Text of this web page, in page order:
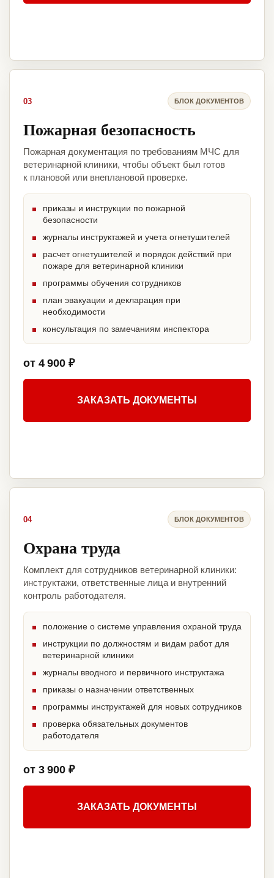
03 БЛОК ДОКУМЕНТОВ
Пожарная безопасность
Пожарная документация по требованиям МЧС для
ветеринарной клиники, чтобы объект был готов
к плановой или внеплановой проверке.
приказы и инструкции по пожарной
безопасности
журналы инструктажей и учета огнетушителей
расчет огнетушителей и порядок действий при
пожаре для ветеринарной клиники
программы обучения сотрудников
план эвакуации и декларация при
необходимости
консультация по замечаниям инспектора
от 4 900 ₽
ЗАКАЗАТЬ ДОКУМЕНТЫ
04 БЛОК ДОКУМЕНТОВ
Охрана труда
Комплект для сотрудников ветеринарной клиники:
инструктажи, ответственные лица и внутренний
контроль работодателя.
положение о системе управления охраной труда
инструкции по должностям и видам работ для
ветеринарной клиники
журналы вводного и первичного инструктажа
приказы о назначении ответственных
программы инструктажей для новых сотрудников
проверка обязательных документов
работодателя
от 3 900 ₽
ЗАКАЗАТЬ ДОКУМЕНТЫ